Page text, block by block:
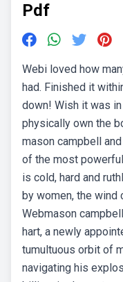
Pdf
Webi loved how
had. Finished it
down! Wish it was
physically own the
mason campbell
of the most
is cold, hard and
by women, the wind
Webmason
hart, a newly
tumultuous orbit of
navigating his